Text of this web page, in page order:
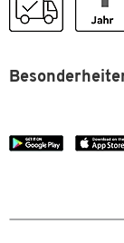
Liefereinheit: